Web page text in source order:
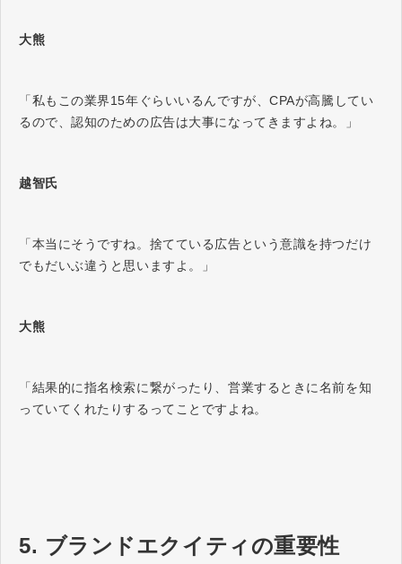
大熊
「私もこの業界15年ぐらいいるんですが、CPAが高騰してい
るので、認知のための広告は大事になってきますよね。」
越智氏
「本当にそうですね。捨てている広告という意識を持つだけ
でもだいぶ違うと思いますよ。」
大熊
「結果的に指名検索に繋がったり、営業するときに名前を知
っていてくれたりするってことですよね。
5. ブランドエクイティの重要性